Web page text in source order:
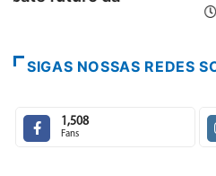
SIGAS NOSSAS REDES
1,508
Fans